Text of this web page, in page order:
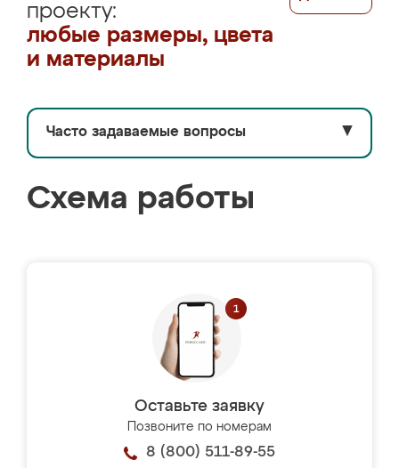
проекту:
любые размеры, цвета
и материалы
Часто задаваемые вопросы ▼
Схема работы
Оставьте заявку
Позвоните по номерам
8 (800) 511-89-55